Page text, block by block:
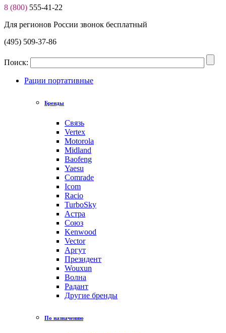
8 (800) 555-41-22
Для регионов России звонок бесплатный
(495) 509-37-86
Поиск:
Рации портативные
Бренды
Связь
Vertex
Motorola
Midland
Baofeng
Yaesu
Comrade
Icom
Racio
TurboSky
Астра
Союз
Kenwood
Vector
Аргут
Президент
Wouxun
Волна
Радант
Другие бренды
По назначению